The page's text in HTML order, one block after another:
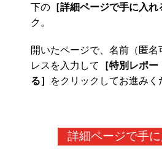
下の ［詳細ページで手に入れ
ク。
開いたページで、名前（匿名
レスを入力して
［特別レポ
る］
をクリックしてお進みく
詳細ページで手に